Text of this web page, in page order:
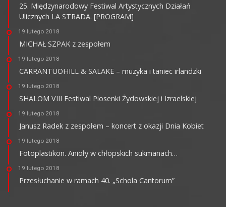
25. Międzynarodowy Festiwal Artystycznych Działań
Ulicznych LA STRADA. [PROGRAM]
19 lutego 2018
MICHAŁ SZPAK z zespołem
19 lutego 2018
CARRANTUOHILL & SALAKE – muzyka i taniec irlandzki
19 lutego 2018
SHALOM VIII Festiwal Piosenki Żydowskiej i Izraelskiej
19 lutego 2018
Janusz Radek z zespołem – koncert z okazji Dnia Kobiet
19 lutego 2018
Fotoplastikon. Anioły w chłopskich sukmanach…
19 lutego 2018
Przesłuchanie w ramach 40. „Schola Cantorum”